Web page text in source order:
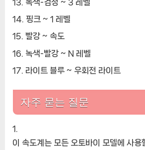
녹색-검정 ~ 3 레벨
핑크 ~ 1 레벨
빨강 ~ 속도
녹색-빨강 ~ N 레벨
라이트 블루 ~ 우회전 라이트
자주 묻는 질문
이 속도계는 모든 오토바이 모델에 사용